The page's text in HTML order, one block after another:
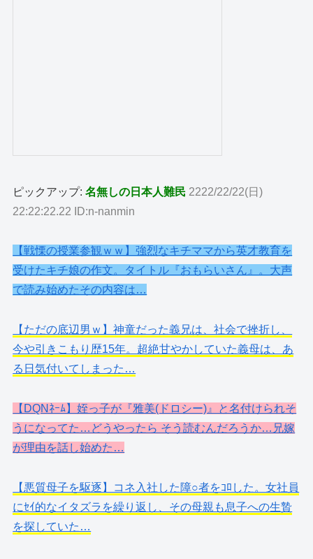
ピックアップ:名無しの日本人難民 2222/22/22(日)
22:22:22.22 ID:n-nanmin
【戦慄の授業参観ｗｗ】強烈なキチママから英才教育を
受けたキチ娘の作文。タイトル『おもらいさん』。大声
で読み始めたその内容は…
【ただの底辺男ｗ】神童だった義兄は、社会で挫折し、
今や引きこもり歴15年。超絶甘やかしていた義母は、あ
る日気付いてしまった…
【DQNﾈｰﾑ】姪っ子が『雅美(ドロシー)』と名付けられそ
うになってた…どうやったら そう読むんだろうか…兄嫁
が理由を話し始めた…
【悪質母子を駆逐】コネ入社した障○者をｺﾛした。女社員
にｾｲ的なイタズラを繰り返し、その母親も息子への生贄
を探していた…